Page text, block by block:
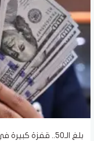
بلغ الـ50.. قفزة